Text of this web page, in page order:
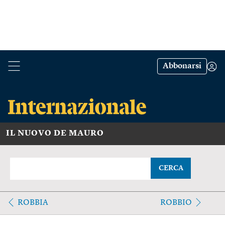
Abbonarsi
IL NUOVO DE MAURO
CERCA
ROBBIA ROBBIO